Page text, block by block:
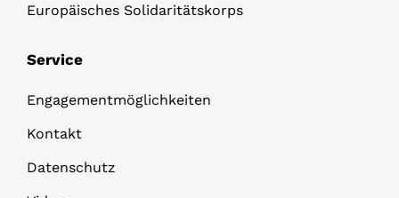
Europäisches Solidaritätskorps
Service
Engagementmöglichkeiten
Kontakt
Datenschutz